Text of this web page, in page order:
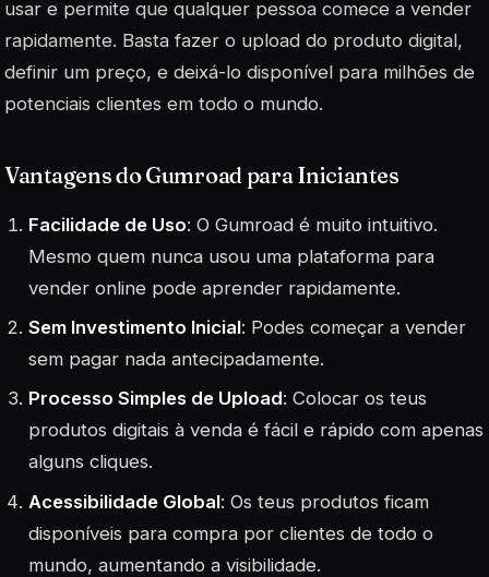
usar e permite que qualquer pessoa comece a vender
rapidamente. Basta fazer o upload do produto digital,
definir um preço, e deixá-lo disponível para milhões de
potenciais clientes em todo o mundo.
Vantagens do Gumroad para Iniciantes
Facilidade de Uso: O Gumroad é muito intuitivo.
Mesmo quem nunca usou uma plataforma para
vender online pode aprender rapidamente.
Sem Investimento Inicial: Podes começar a vender
sem pagar nada antecipadamente.
Processo Simples de Upload: Colocar os teus
produtos digitais à venda é fácil e rápido com apenas
alguns cliques.
Acessibilidade Global: Os teus produtos ficam
disponíveis para compra por clientes de todo o
mundo, aumentando a visibilidade.